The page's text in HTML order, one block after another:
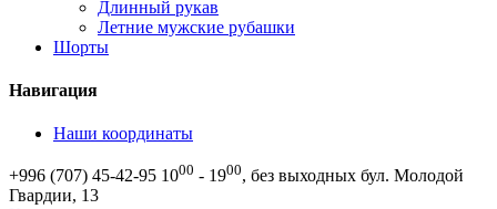
Длинный рукав
Летние мужские рубашки
Шорты
Навигация
Наши координаты
+996 (707) 45-42-95 1000 - 1900, без выходных бул. Молодой
Гвардии, 13